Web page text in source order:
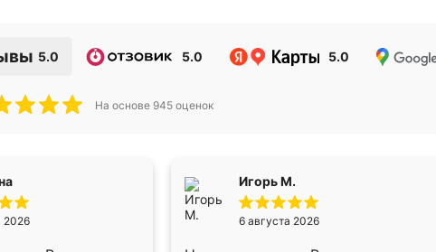
5.0 5.0 5.0
На основе 945 оценок
2026
Игорь М.
6 августа 2026